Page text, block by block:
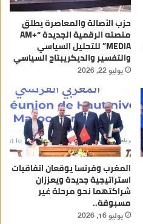
حزب الأصالة والمعاصرة يطلق
منصته الرقمية الجديدة “AM+
MEDIA” للتحليل السياسي
والتفسير والديكريبتاج السياسي
يوليو 22, 2026
المغرب وفرنسا يوقعان اتفاقيات
استراتيجية جديدة ويعززان
شراكتهما نحو مرحلة غير
مسبوقة..
يوليو 16, 2026